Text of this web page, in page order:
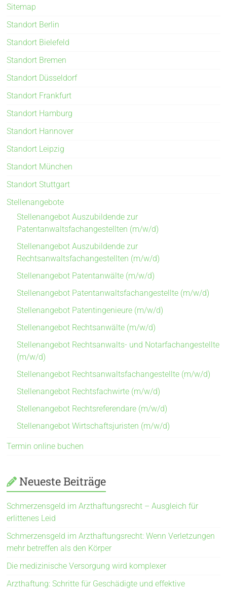
Sitemap
Standort Berlin
Standort Bielefeld
Standort Bremen
Standort Düsseldorf
Standort Frankfurt
Standort Hamburg
Standort Hannover
Standort Leipzig
Standort München
Standort Stuttgart
Stellenangebote
Stellenangebot Auszubildende zur
Patentanwaltsfachangestellten (m/w/d)
Stellenangebot Auszubildende zur
Rechtsanwaltsfachangestellten (m/w/d)
Stellenangebot Patentanwälte (m/w/d)
Stellenangebot Patentanwaltsfachangestellte (m/w/d)
Stellenangebot Patentingenieure (m/w/d)
Stellenangebot Rechtsanwälte (m/w/d)
Stellenangebot Rechtsanwalts- und Notarfachangestellte
(m/w/d)
Stellenangebot Rechtsanwaltsfachangestellte (m/w/d)
Stellenangebot Rechtsfachwirte (m/w/d)
Stellenangebot Rechtsreferendare (m/w/d)
Stellenangebot Wirtschaftsjuristen (m/w/d)
Termin online buchen
Neueste Beiträge
Schmerzensgeld im Arzthaftungsrecht – Ausgleich für
erlittenes Leid
Schmerzensgeld im Arzthaftungsrecht: Wenn Verletzungen
mehr betreffen als den Körper
Die medizinische Versorgung wird komplexer
Arzthaftung: Schritte für Geschädigte und effektive